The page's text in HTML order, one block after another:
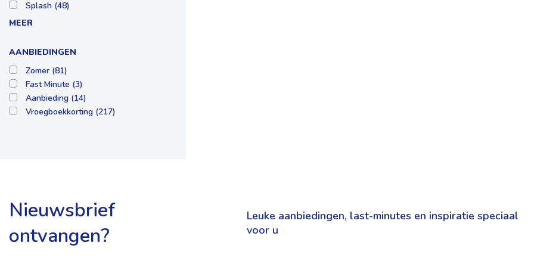
Splash (48)
MEER
AANBIEDINGEN
Zomer (81)
Fast Minute (3)
Aanbieding (14)
Vroegboekkorting (217)
Nieuwsbrief
ontvangen?
Leuke aanbiedingen, last-minutes en inspiratie speciaal
voor u